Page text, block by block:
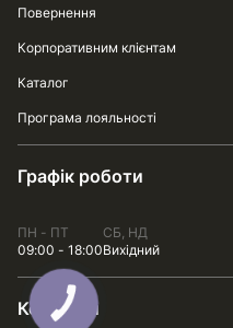
Повернення
Корпоративним клієнтам
Каталог
Програма лояльності
Графік роботи
ПН - ПТ
09:00 - 18:00
СБ, НД
Вихідний
Контакти